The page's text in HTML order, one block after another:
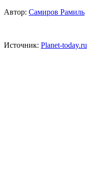
Автор: Самиров Рамиль
Источник: Рlanet-today.ru